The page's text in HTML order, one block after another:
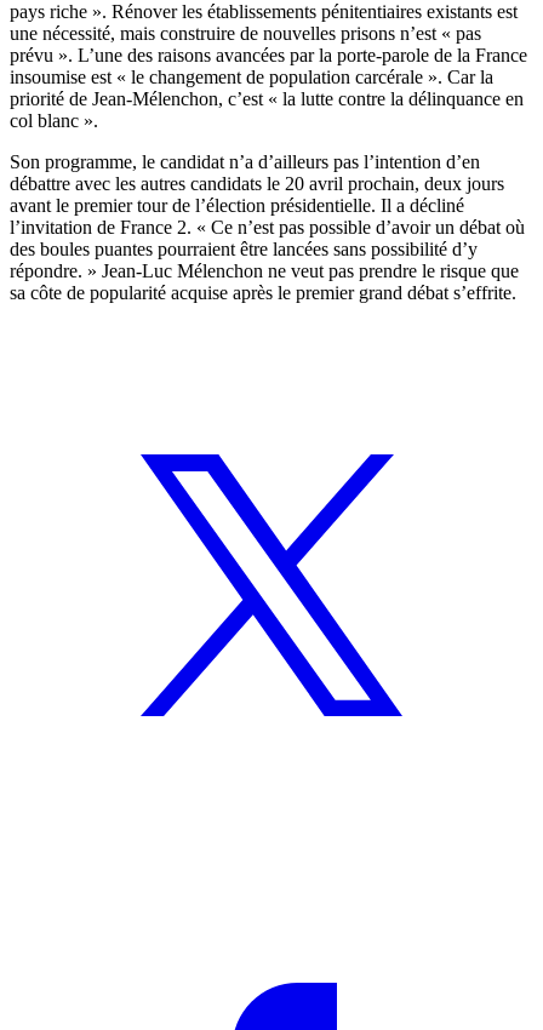
pays riche ». Rénover les établissements pénitentiaires existants est
une nécessité, mais construire de nouvelles prisons n’est « pas
prévu ». L’une des raisons avancées par la porte-parole de la France
insoumise est « le changement de population carcérale ». Car la
priorité de Jean-Mélenchon, c’est « la lutte contre la délinquance en
col blanc ».
Son programme, le candidat n’a d’ailleurs pas l’intention d’en
débattre avec les autres candidats le 20 avril prochain, deux jours
avant le premier tour de l’élection présidentielle. Il a décliné
l’invitation de France 2. « Ce n’est pas possible d’avoir un débat où
des boules puantes pourraient être lancées sans possibilité d’y
répondre. » Jean-Luc Mélenchon ne veut pas prendre le risque que
sa côte de popularité acquise après le premier grand débat s’effrite.